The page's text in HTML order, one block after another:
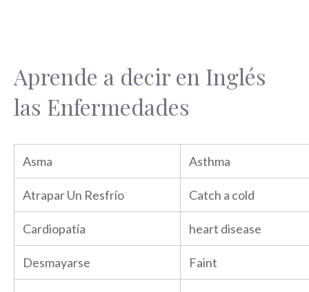
Aprende a decir en Inglés
las Enfermedades
Asma Asthma
Atrapar Un Resfrío Catch a cold
Cardiopatía heart disease
Desmayarse Faint